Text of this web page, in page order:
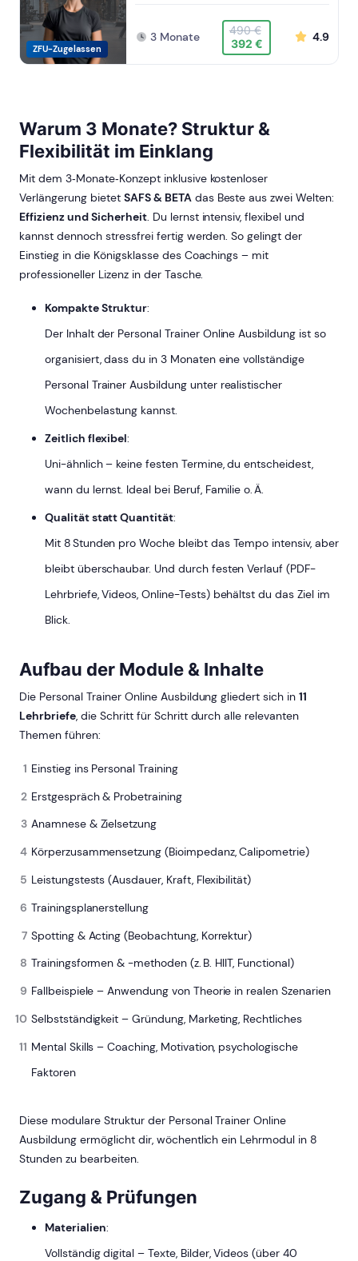
ZFU-Zugelassen
3 Monate
490 €
392 €
4.9
Warum 3 Monate? Struktur &
Flexibilität im Einklang
Mit dem 3‑Monate‑Konzept inklusive kostenloser
Verlängerung bietet SAFS & BETAdas Beste aus zwei Welten:
Effizienz und Sicherheit. Du lernst intensiv, flexibel und
kannst dennoch stressfrei fertig werden. So gelingt der
Einstieg in die Königsklasse des Coachings – mit
professioneller Lizenz in der Tasche.
Kompakte Struktur:
Der Inhalt der Personal Trainer Online Ausbildung ist so
organisiert, dass du in 3 Monaten eine vollständige
Personal Trainer Ausbildung unter realistischer
Wochenbelastung kannst.
Zeitlich flexibel:
Uni-ähnlich – keine festen Termine, du entscheidest,
wann du lernst. Ideal bei Beruf, Familie o. Ä.
Qualität statt Quantität:
Mit 8 Stunden pro Woche bleibt das Tempo intensiv, aber
bleibt überschaubar. Und durch festen Verlauf (PDF-
Lehrbriefe, Videos, Online-Tests) behältst du das Ziel im
Blick.
Aufbau der Module & Inhalte
Die Personal Trainer Online Ausbildung gliedert sich in11
Lehrbriefe, die Schritt für Schritt durch alle relevanten
Themen führen:
Einstieg ins Personal Training
Erstgespräch & Probetraining
Anamnese & Zielsetzung
Körperzusammensetzung (Bioimpedanz, Calipometrie)
Leistungstests (Ausdauer, Kraft, Flexibilität)
Trainingsplanerstellung
Spotting & Acting (Beobachtung, Korrektur)
Trainingsformen & -methoden (z. B. HIIT, Functional)
Fallbeispiele – Anwendung von Theorie in realen Szenarien
Selbstständigkeit – Gründung, Marketing, Rechtliches
Mental Skills – Coaching, Motivation, psychologische
Faktoren
Diese modulare Struktur der Personal Trainer Online
Ausbildung ermöglicht dir, wöchentlich ein Lehrmodul in 8
Stunden zu bearbeiten.
Zugang & Prüfungen
Materialien:
Vollständig digital – Texte, Bilder, Videos (über 40